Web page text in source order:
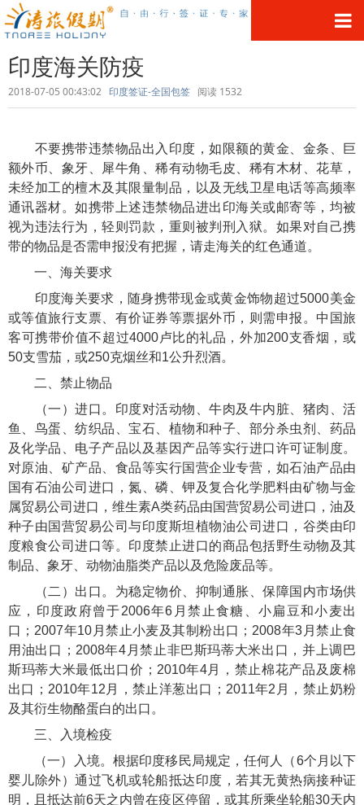
印度海关防疫
2018-07-05 00:43:02 印度签证-全国包签 阅读 1532
不要携带违禁物品出入印度，如限额的黄金、金条、巨
额外币、象牙、犀牛角、稀有动物毛皮、稀有木材、花草，
未经加工的檀木及其限量制品，以及无线卫星电话等高频率
通讯器材。如携带上述违禁物品进出印海关或邮寄等，均被
视为违法行为，轻则罚款，重则被判刑入狱。如果对自己携
带的物品是否需申报没有把握，请走海关的红色通道。
一、海关要求
印度海关要求，随身携带现金或黄金饰物超过5000美金
或等值旅行支票、有价证券等票据外币，则需申报。中国旅
客可携带价值不超过4000卢比的礼品，外加200支香烟，或
50支雪茄，或250克烟丝和1公升烈酒。
二、禁止物品
（一）进口。印度对活动物、牛肉及牛内脏、猪肉、活
鱼、鸟蛋、纺织品、宝石、植物和种子、部分杀虫剂、药品
及化学品、电子产品以及基因产品等实行进口许可证制度。
对原油、矿产品、食品等实行国营企业专营，如石油产品由
国有石油公司进口，氮、磷、钾及复合化学肥料由矿物与金
属贸易公司进口，维生素A类药品由国营贸易公司进口，油及
种子由国营贸易公司与印度斯坦植物油公司进口，谷类由印
度粮食公司进口等。印度禁止进口的商品包括野生动物及其
制品、象牙、动物油脂类产品以及危险废品等。
（二）出口。为稳定物价、抑制通胀、保障国内市场供
应，印度政府曾于2006年6月禁止食糖、小扁豆和小麦出
口；2007年10月禁止小麦及其制粉出口；2008年3月禁止食
用油出口；2008年4月禁止非巴斯玛蒂大米出口，并上调巴
斯玛蒂大米最低出口价；2010年4月，禁止棉花产品及废棉
出口；2010年12月，禁止洋葱出口；2011年2月，禁止奶粉
及其衍生物酪蛋白的出口。
三、入境检疫
（一）入境。根据印度移民局规定，任何人（6个月以下
婴儿除外）通过飞机或轮船抵达印度，若其无黄热病接种证
明，且抵达前6天之内曾在疫区停留，或其所乘坐轮船30天内